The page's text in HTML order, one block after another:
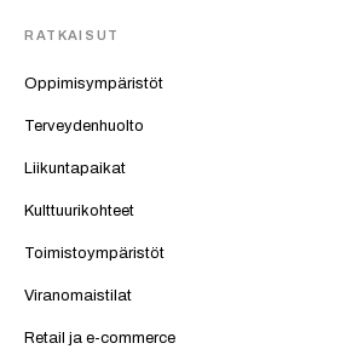
RATKAISUT
Oppimisympäristöt
Terveydenhuolto
Liikuntapaikat
Kulttuurikohteet
Toimistoympäristöt
Viranomaistilat
Retail ja e-commerce